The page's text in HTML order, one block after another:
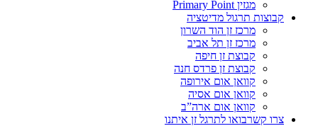
מגזין Primary Point
קבוצות תרגול מדיטציה
מרכז זן הוד השרון
מרכז זן תל אביב
קבוצת זן חיפה
קבוצת זן פרדס חנה
קוואן אום אירופה
קוואן אום אסיה
קוואן אום ארה”ב
צרו קשרבואו לתרגל זן איתנו